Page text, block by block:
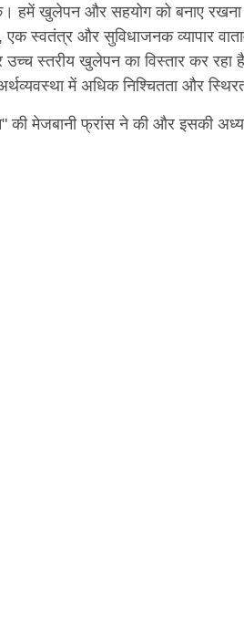
हमें खुलेपन और सहयोग को बनाए रखना
स्वतंत्र और सुविधाजनक व्यापार
उच्च स्तरीय खुलेपन का विस्तार कर
में अधिक निश्चितता और
मेजबानी फ्रांस ने की और इसकी